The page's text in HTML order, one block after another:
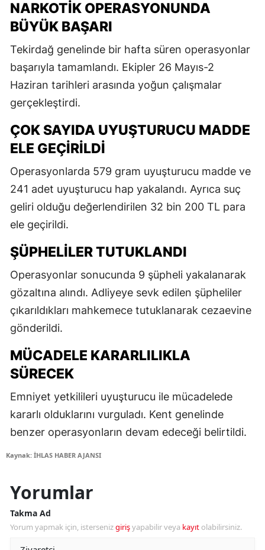
NARKOTIK OPERASYONUNDA
BÜYÜK BAŞARI
Tekirdağ genelinde bir hafta süren operasyonlar
başarıyla tamamlandı. Ekipler 26 Mayıs-2
Haziran tarihleri arasında yoğun çalışmalar
gerçekleştirdi.
ÇOK SAYIDA UYUŞTURUCU MADDE
ELE GEÇIRILDI
Operasyonlarda 579 gram uyuşturucu madde ve
241 adet uyuşturucu hap yakalandı. Ayrıca suç
geliri olduğu değerlendirilen 32 bin 200 TL para
ele geçirildi.
ŞÜPHELILER TUTUKLANDI
Operasyonlar sonucunda 9 şüpheli yakalanarak
gözaltına alındı. Adliyeye sevk edilen şüpheliler
çıkarıldıkları mahkemece tutuklanarak cezaevine
gönderildi.
MÜCADELE KARARLILIKLA
SÜRECEK
Emniyet yetkilileri uyuşturucu ile mücadelede
kararlı olduklarını vurguladı. Kent genelinde
benzer operasyonların devam edeceği belirtildi.
Kaynak: İHLAS HABER AJANSI
Yorumlar
Takma Ad
Yorum yapmak için, istersenizgirişyapabilir veya kayıt olabilirsiniz.